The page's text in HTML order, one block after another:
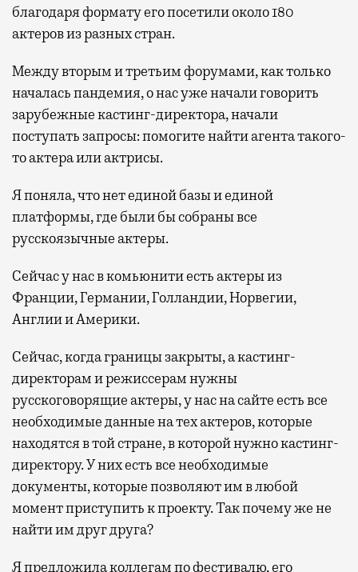
благодаря формату его посетили около 180
актеров из разных стран.
Между вторым и третьим форумами, как только
началась пандемия, о нас уже начали говорить
зарубежные кастинг-директора, начали
поступать запросы: помогите найти агента такого-
то актера или актрисы.
Я поняла, что нет единой базы и единой
платформы, где были бы собраны все
русскоязычные актеры.
Сейчас у нас в комьюнити есть актеры из
Франции, Германии, Голландии, Норвегии,
Англии и Америки.
Сейчас, когда границы закрыты, а кастинг-
директорам и режиссерам нужны
русскоговорящие актеры, у нас на сайте есть все
необходимые данные на тех актеров, которые
находятся в той стране, в которой нужно кастинг-
директору. У них есть все необходимые
документы, которые позволяют им в любой
момент приступить к проекту. Так почему же не
найти им друг друга?
Я предложила коллегам по фестивалю, его